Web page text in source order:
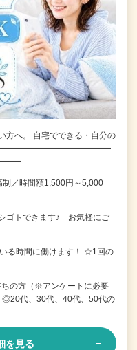
方へ。 自宅でできる・自分の
！ ━━━━━━━━━━━━━━
／時間額1,500円～5,000
ゴトできます♪ お気軽にご
る時間に働けます！ ☆1回の
の方（※アンケートに必要
代、30代、40代、50代の
を見る